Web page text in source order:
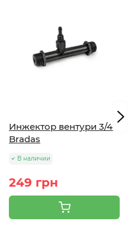
Инжектор вентури 3/4"
Bradas
В наличии
249 грн